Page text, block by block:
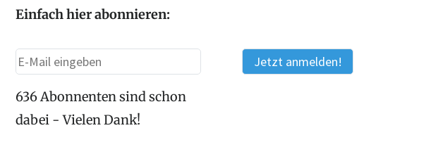
Einfach hier abonnieren:
636 Abonnenten sind schon
dabei - Vielen Dank!